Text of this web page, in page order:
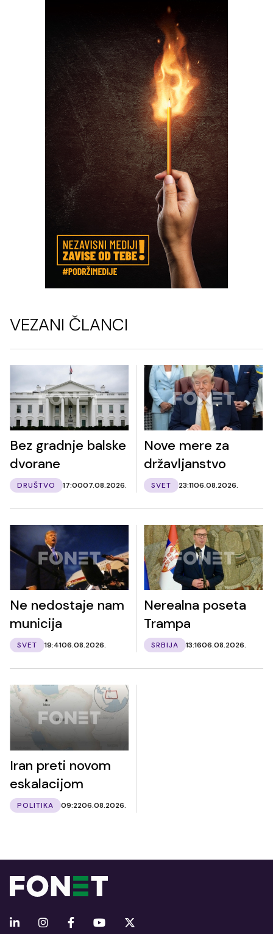
VEZANI ČLANCI
Bez gradnje balske
dvorane
DRUŠTVO 17:0007.08.2026.
Nove mere za
državljanstvo
SVET 23:1106.08.2026.
Ne nedostaje nam
municija
SVET 19:4106.08.2026.
Nerealna poseta
Trampa
SRBIJA 13:1606.08.2026.
Iran preti novom
eskalacijom
POLITIKA 09:2206.08.2026.